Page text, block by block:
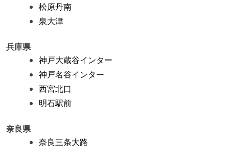
松原丹南
泉大津
兵庫県
神戸大蔵谷インター
神戸名谷インター
西宮北口
明石駅前
奈良県
奈良三条大路